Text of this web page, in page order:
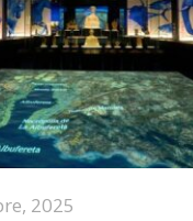
2025